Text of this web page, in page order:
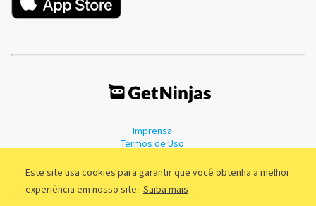
Este site usa cookies para garantir que você obtenha a melhor
experiência em nosso site. Saiba mais
Imprensa
Termos de Uso